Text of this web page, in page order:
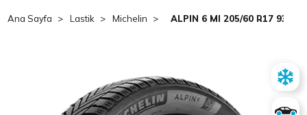
Ana Sayfa Lastik Michelin ALPIN 6 MI 205/60 R17 93H